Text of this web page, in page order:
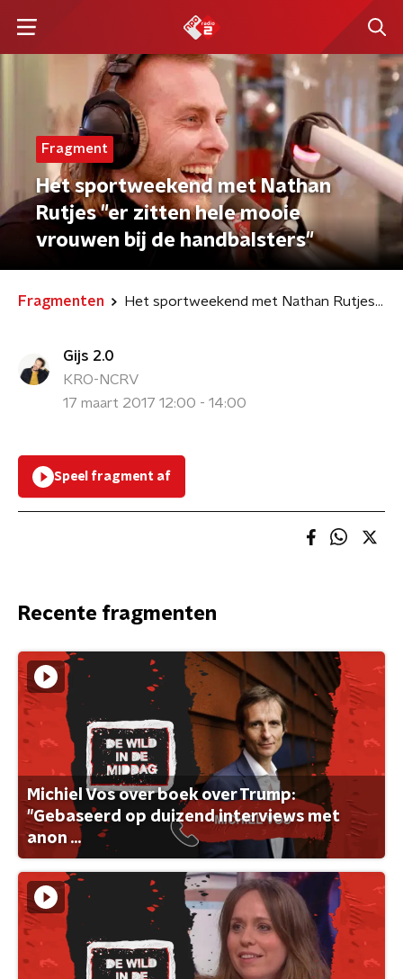
Fragment
Het sportweekend met Nathan
Rutjes "er zitten hele mooie
vrouwen bij de handbalsters"
Fragmenten Het sportweekend met Nathan Rutjes "er zitten hele mooie vrouwen bij de handbalsters"
Gijs 2.0
KRO-NCRV
17 maart 2017 12:00 - 14:00
Speel fragment af
Recente fragmenten
Michiel Vos over boek over Trump:
"Gebaseerd op duizend interviews met
anon ...